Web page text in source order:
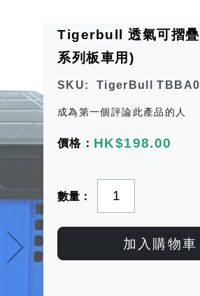
Tigerbull 透氣可摺
系列板車用)
SKU TigerBull
成為第一個評論此產品的人
HK$198.00
數量
加入購物車